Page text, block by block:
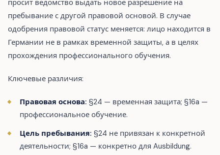
просит ведомство выдать новое разрешение на
пребывание с другой правовой основой. В случае
одобрения правовой статус меняется: лицо находится в
Германии не в рамках временной защиты, а в целях
прохождения профессионального обучения.
Ключевые различия:
Правовая основа: §24 — временная защита; §16a —
профессиональное обучение.
Цель пребывания: §24 не привязан к конкретной
деятельности; §16a — конкретно для Ausbildung.